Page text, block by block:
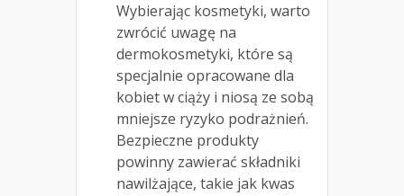
Wybierając kosmetyki, warto
zwrócić uwagę na
dermokosmetyki, które są
specjalnie opracowane dla
kobiet w ciąży i niosą ze sobą
mniejsze ryzyko podrażnień.
Bezpieczne produkty
powinny zawierać składniki
nawilżające, takie jak kwas